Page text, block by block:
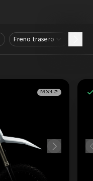
Freno trasero
MX1.2